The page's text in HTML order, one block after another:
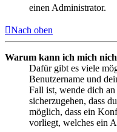
einen Administrator.
Nach oben
Warum kann ich mich
Dafür gibt es viele
Benutzername und
Fall ist, wende dich
sicherzugehen, dass
möglich, dass ein
vorliegt, welches ein